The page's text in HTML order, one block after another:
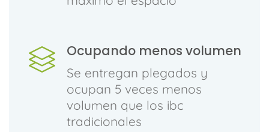
Ocupando menos volumen
Se entregan plegados y
ocupan 5 veces menos
volumen que los ibc
tradicionales